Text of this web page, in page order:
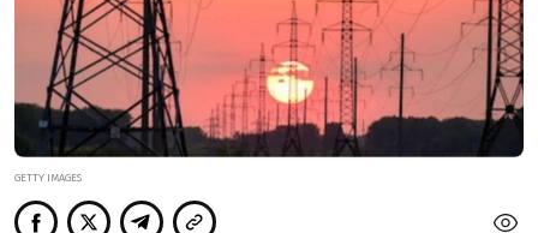
GETTY IMAGES